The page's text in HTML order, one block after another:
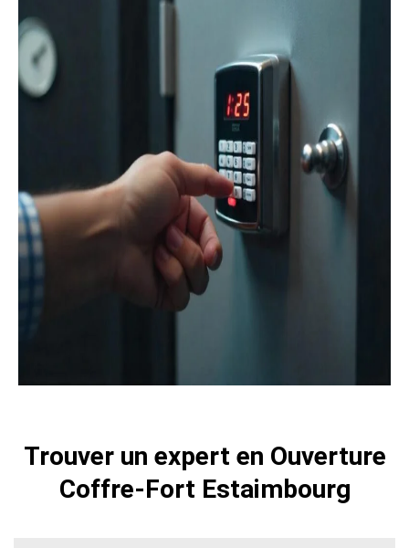
Trouver un expert en Ouverture
Coffre-Fort Estaimbourg